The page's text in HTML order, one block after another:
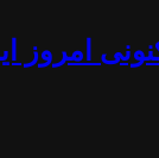
امروز